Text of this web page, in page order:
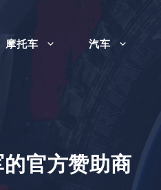
摩托车 汽车
官方赞助商